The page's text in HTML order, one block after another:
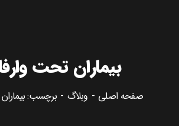
بیماران تحت
صفحه اصلی وبلاگ برچسب: